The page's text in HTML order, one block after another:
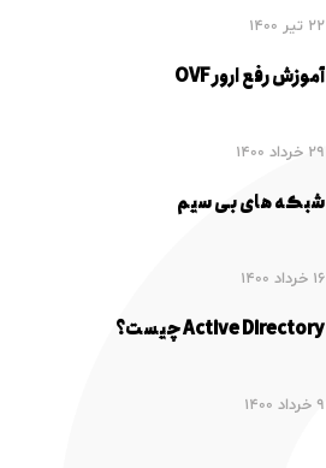
22 تیر 1400
آموزش رفع ارور OVF
29 خرداد 1400
شبکه های بی سیم
16 خرداد 1400
Active Directory چیست؟
9 خرداد 1400